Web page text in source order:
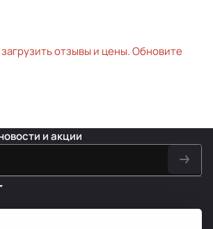
отзывы и цены. Обновите
и акции